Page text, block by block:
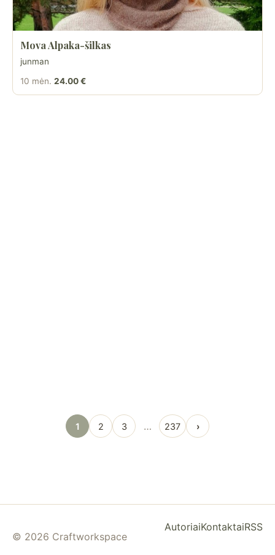
Mova Alpaka-šilkas
junman
10 mėn. 24.00 €
1 2 3 … 237 ›
© 2026 Craftworkspace
AutoriaiKontaktaiRSS